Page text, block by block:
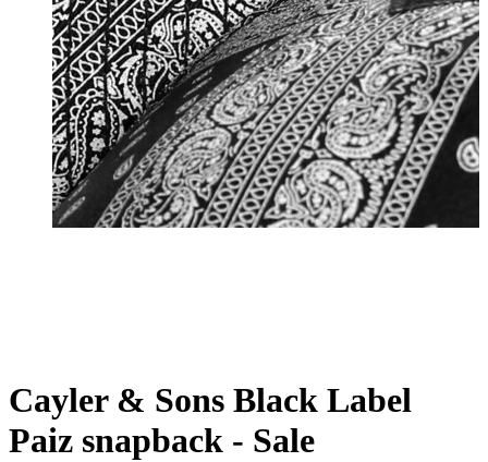
Cayler & Sons Black Label
Paiz snapback - Sale